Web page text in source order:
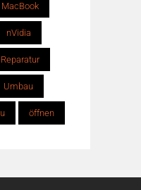
MacBook
nVidia
Reparatur
Umbau
öffnen